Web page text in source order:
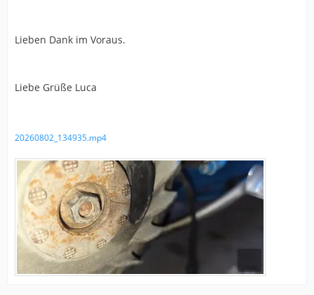
Lieben Dank im Voraus.
Liebe Grüße Luca
20260802_134935.mp4